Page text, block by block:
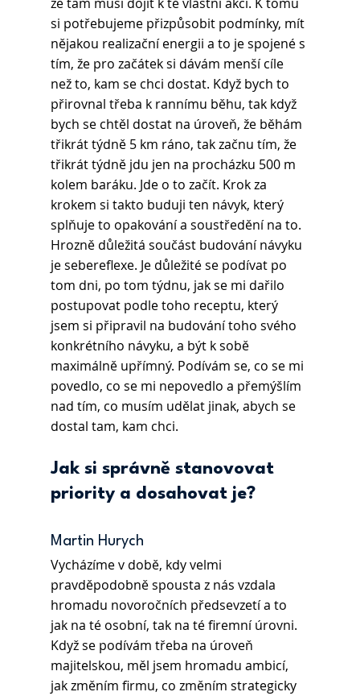
si potřebujeme přizpůsobit podmínky, mít
nějakou realizační energii a to je spojené s
tím, že pro začátek si dávám menší cíle
než to, kam se chci dostat. Když bych to
přirovnal třeba k rannímu běhu, tak když
bych se chtěl dostat na úroveň, že běhám
třikrát týdně 5 km ráno, tak začnu tím, že
třikrát týdně jdu jen na procházku 500 m
kolem baráku. Jde o to začít. Krok za
krokem si takto buduji ten návyk, který
splňuje to opakování a soustředění na to.
Hrozně důležitá součást budování návyku
je sebereflexe. Je důležité se podívat po
tom dni, po tom týdnu, jak se mi dařilo
postupovat podle toho receptu, který
jsem si připravil na budování toho svého
konkrétního návyku, a být k sobě
maximálně upřímný. Podívám se, co se mi
povedlo, co se mi nepovedlo a přemýšlím
nad tím, co musím udělat jinak, abych se
dostal tam, kam chci.
Jak si správně stanovovat
priority a dosahovat je?
Martin Hurych
Vycházíme v době, kdy velmi
pravděpodobně spousta z nás vzdala
hromadu novoročních předsevzetí a to
jak na té osobní, tak na té firemní úrovni.
Když se podívám třeba na úroveň
majitelskou, měl jsem hromadu ambicí,
jak změním firmu, co změním strategicky